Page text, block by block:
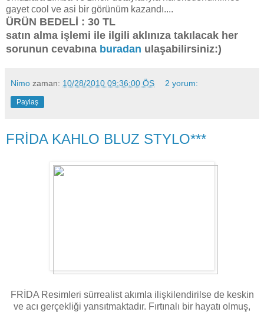
gayet cool ve asi bir görünüm kazandı....
ÜRÜN BEDELİ : 30 TL
satın alma işlemi ile ilgili aklınıza takılacak her
sorunun cevabına buradan ulaşabilirsiniz:)
Nimo zaman: 10/28/2010 09:36:00 ÖS 2 yorum:
Paylaş
FRİDA KAHLO BLUZ STYLO***
FRİDA Resimleri sürrealist akımla ilişkilendirilse de keskin
ve acı gerçekliği yansıtmaktadır. Fırtınalı bir hayatı olmuş,